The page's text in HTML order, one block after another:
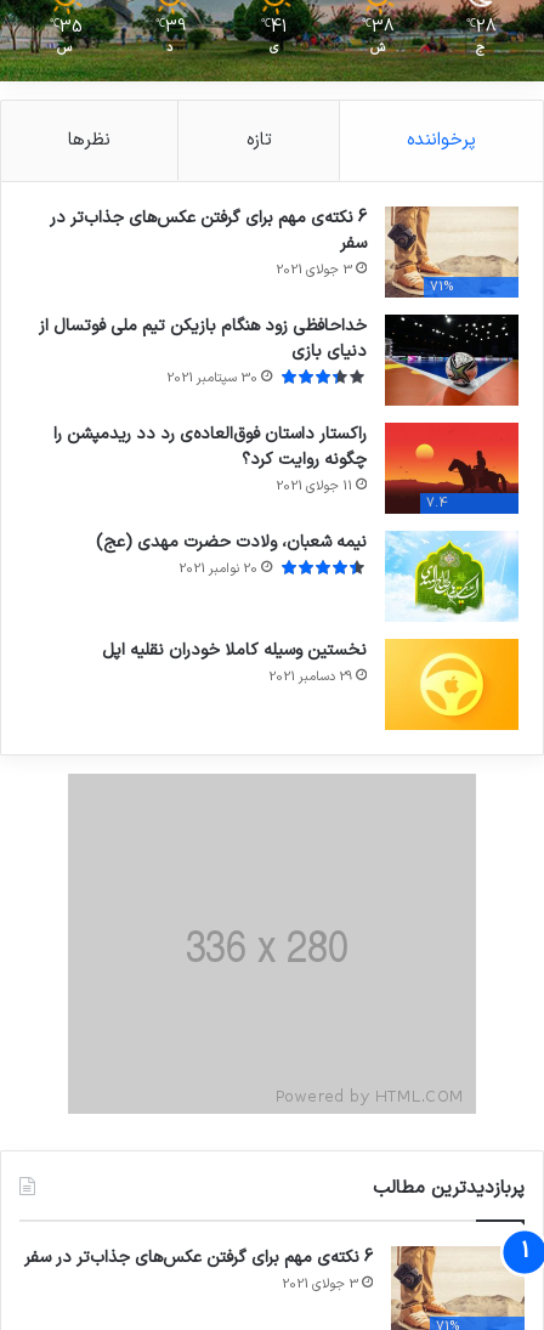
28
℃
ج
38
℃
ش
41
℃
ی
39
℃
د
35
℃
س
پرخواننده تازه نظرها
71%
6 نکته‌ی مهم برای گرفتن عکس‌های جذاب‌تر در
سفر
3 جولای 2021
خداحافظی زود هنگام بازیکن تیم ملی فوتسال از
دنیای بازی
30 سپتامبر 2021
7.4
راکستار داستان فوق‌العاده‌ی رد دد ریدمپشن را
چگونه روایت کرد؟
11 جولای 2021
نیمه شعبان، ولادت حضرت مهدی (عج)
20 نوامبر 2021
نخستین وسیله کاملا خودران نقلیه اپل
29 دسامبر 2021
پربازدیدترین مطالب
6 نکته‌ی مهم برای گرفتن عکس‌های جذاب‌تر در سفر
3 جولای 2021